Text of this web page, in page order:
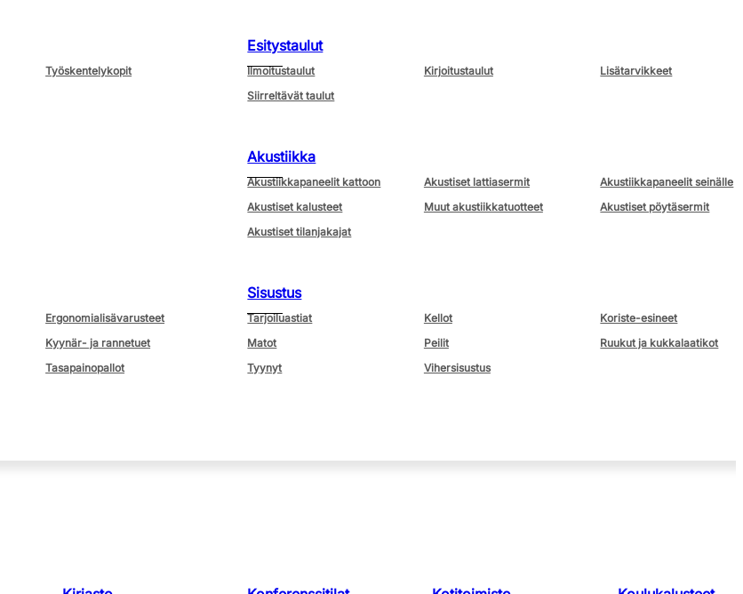
Työskentelykopit
Esitystaulut
Ilmoitustaulut Kirjoitustaulut
Lisätarvikkeet
Siirreltävät taulut
Akustiikka
Akustiikkapaneelit kattoon Akustiset lattiasermit
Akustiikkapaneelit seinälle
Akustiset kalusteet
Muut akustiikkatuotteet
Akustiset pöytäsermit
Akustiset tilanjakajat
Ergonomialisävarusteet
Kyynär- ja rannetuet
Tasapainopallot
Sisustus
Tarjoiluastiat Kellot
Koriste-esineet
Matot
Peilit
Ruukut ja kukkalaatikot
Tyynyt
Vihersisustus